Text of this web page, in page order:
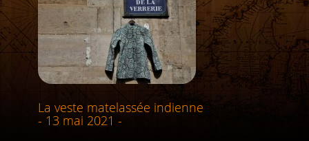
La veste matelassée indienne
- 13 mai 2021 -